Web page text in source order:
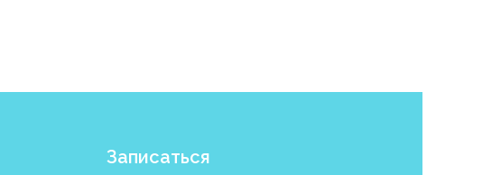
Записаться